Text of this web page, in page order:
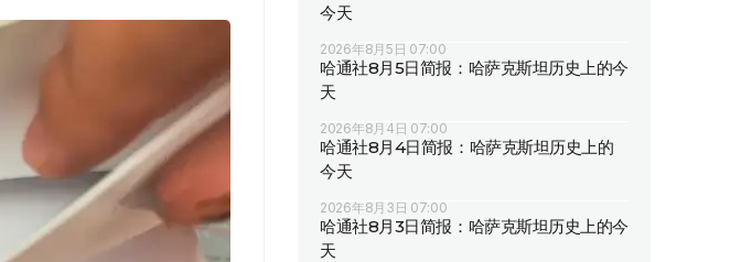
今天
2026年8月5日 07:00
哈通社8月5日简报：哈萨克斯坦历史上的今
天
2026年8月4日 07:00
哈通社8月4日简报：哈萨克斯坦历史上的
今天
2026年8月3日 07:00
哈通社8月3日简报：哈萨克斯坦历史上的今
天